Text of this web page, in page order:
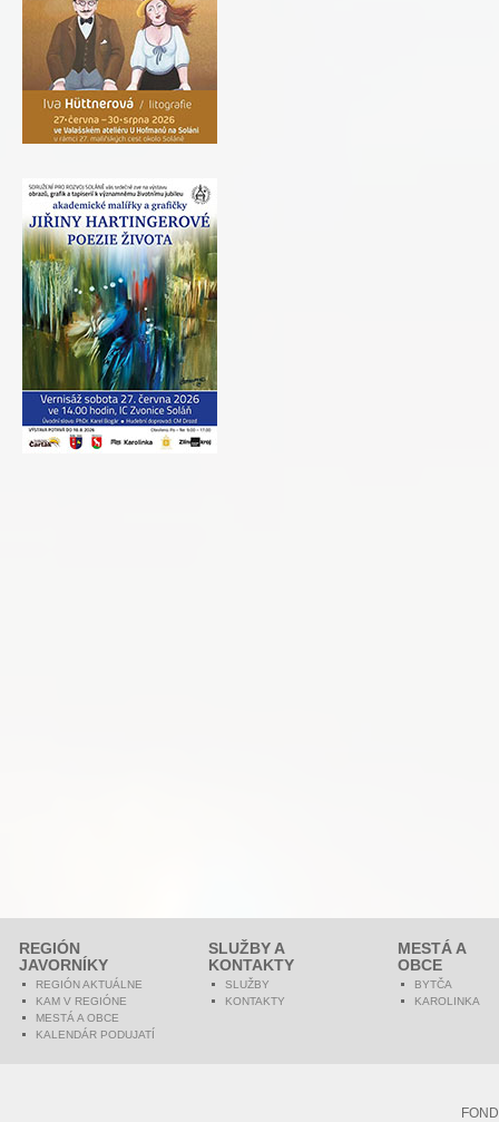
REGIÓN
JAVORNÍKY
REGIÓN AKTUÁLNE
KAM V REGIÓNE
MESTÁ A OBCE
KALENDÁR PODUJATÍ
SLUŽBY A
KONTAKTY
SLUŽBY
KONTAKTY
MESTÁ A
OBCE
BYTČA
KAROLINKA